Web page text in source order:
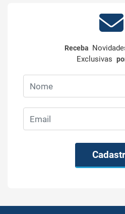
Receba
Exclusivas